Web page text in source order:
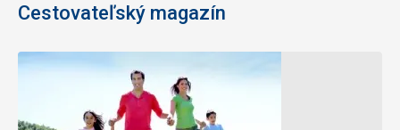
Cestovateľský magazín